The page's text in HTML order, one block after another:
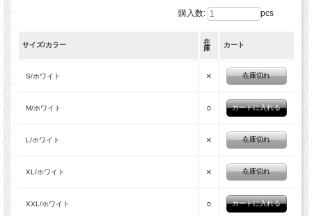
購入数: pcs
サイズ/カラー
在
庫
カート
S/ホワイト × 在庫切れ
M/ホワイト ○
L/ホワイト × 在庫切れ
XL/ホワイト × 在庫切れ
XXL/ホワイト ○